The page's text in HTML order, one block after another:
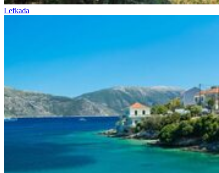
Lefkada